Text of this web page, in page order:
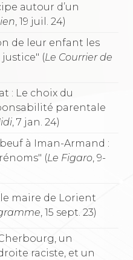
autour d’un
, 19 juil. 24)
de leur enfant les
(Le Courrier de
: Le choix du
parentale
, 7 jan. 24)
à Iman-Armand :
(Le Figaro , 9-
maire de Lorient
, 15 sept. 23)
un
raciste, et un